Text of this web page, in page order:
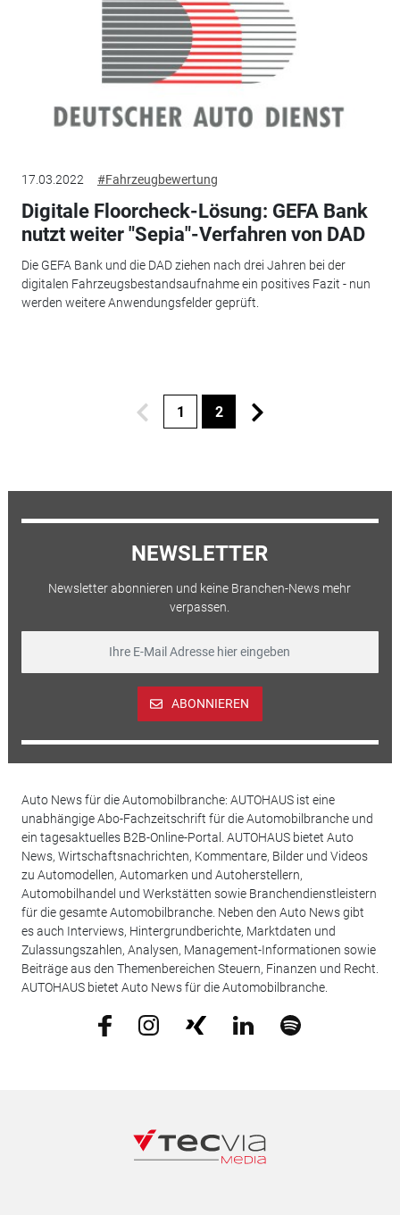
17.03.2022 #Fahrzeugbewertung
Digitale Floorcheck-Lösung: GEFA Bank
nutzt weiter "Sepia"-Verfahren von DAD
Die GEFA Bank und die DAD ziehen nach drei Jahren bei der
digitalen Fahrzeugsbestandsaufnahme ein positives Fazit - nun
werden weitere Anwendungsfelder geprüft.
1 2
NEWSLETTER
Newsletter abonnieren und keine Branchen-News mehr
verpassen.
ABONNIEREN
Auto News für die Automobilbranche: AUTOHAUS ist eine
unabhängige Abo-Fachzeitschrift für die Automobilbranche und
ein tagesaktuelles B2B-Online-Portal. AUTOHAUS bietet Auto
News, Wirtschaftsnachrichten, Kommentare, Bilder und Videos
zu Automodellen, Automarken und Autoherstellern,
Automobilhandel und Werkstätten sowie Branchendienstleistern
für die gesamte Automobilbranche. Neben den Auto News gibt
es auch Interviews, Hintergrundberichte, Marktdaten und
Zulassungszahlen, Analysen, Management-Informationen sowie
Beiträge aus den Themenbereichen Steuern, Finanzen und Recht.
AUTOHAUS bietet Auto News für die Automobilbranche.